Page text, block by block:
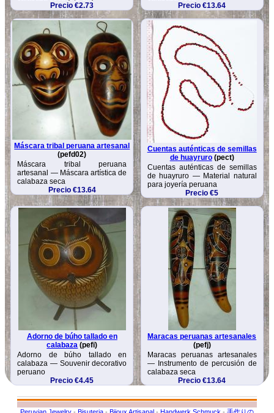
Precio €2.73
Precio €13.64
Máscara tribal peruana artesanal
(pefd02)
Máscara tribal peruana
artesanal — Máscara artística de
calabaza seca
Precio €13.64
Cuentas auténticas de semillas
de huayruro(pect)
Cuentas auténticas de semillas
de huayruro — Material natural
para joyería peruana
Precio €5
Adorno de búho tallado en
calabaza (pefi)
Adorno de búho tallado en
calabaza — Souvenir decorativo
peruano
Precio €4.45
Maracas peruanas artesanales
(pefj)
Maracas peruanas artesanales
— Instrumento de percusión de
calabaza seca
Precio €13.64